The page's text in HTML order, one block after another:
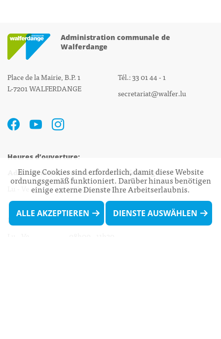
Administration communale de
Walferdange
Place de la Mairie, B.P. 1
L-7201 WALFERDANGE
Tél.: 33 01 44 - 1
secretariat@walfer.lu
Heures d’ouverture:
Administration communale de Walferdange
Lu - Ve 08h00 - 11h30
13h30 - 16h00
Biergercenter
Einige Cookies sind erforderlich, damit diese Website
ordnungsgemäß funktioniert. Darüber hinaus benötigen
einige externe Dienste Ihre Arbeitserlaubnis.
ALLE AKZEPTIEREN DIENSTE AUSWÄHLEN